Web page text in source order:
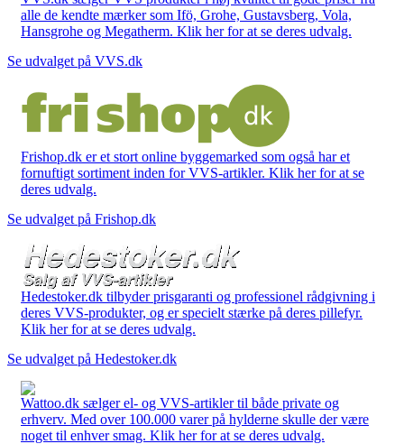
alle de kendte mærker som Ifö, Grohe, Gustavsberg, Vola,
Hansgrohe og Megatherm. Klik her for at se deres udvalg.
Se udvalget på VVS.dk
Frishop.dk er et stort online byggemarked som også har et
fornuftigt sortiment inden for VVS-artikler. Klik her for at se
deres udvalg.
Se udvalget på Frishop.dk
Hedestoker.dk tilbyder prisgaranti og professionel rådgivning i
deres VVS-produkter, og er specielt stærke på deres pillefyr.
Klik her for at se deres udvalg.
Se udvalget på Hedestoker.dk
Wattoo.dk sælger el- og VVS-artikler til både private og
erhverv. Med over 100.000 varer på hylderne skulle der være
noget til enhver smag. Klik her for at se deres udvalg.